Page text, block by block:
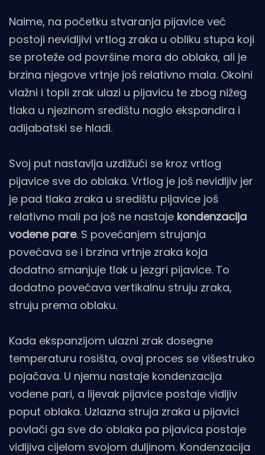
Naime, na početku stvaranja pijavice već
postoji nevidljivi vrtlog zraka u obliku stupa koji
se proteže od površine mora do oblaka, ali je
brzina njegove vrtnje još relativno mala. Okolni
vlažni i topli zrak ulazi u pijavicu te zbog nižeg
tlaka u njezinom središtu naglo ekspandira i
adijabatski se hladi.
Svoj put nastavlja uzdižući se kroz vrtlog
pijavice sve do oblaka. Vrtlog je još nevidljiv jer
je pad tlaka zraka u središtu pijavice još
relativno mali pa još ne nastaje kondenzacija
vodene pare. S povećanjem strujanja
povećava se i brzina vrtnje zraka koja
dodatno smanjuje tlak u jezgri pijavice. To
dodatno povećava vertikalnu struju zraka,
struju prema oblaku.
Kada ekspanzijom ulazni zrak dosegne
temperaturu rosišta, ovaj proces se višestruko
pojačava. U njemu nastaje kondenzacija
vodene pari, a lijevak pijavice postaje vidljiv
poput oblaka. Uzlazna struja zraka u pijavici
povlači ga sve do oblaka pa pijavica postaje
vidljiva cijelom svojom duljinom. Kondenzacija